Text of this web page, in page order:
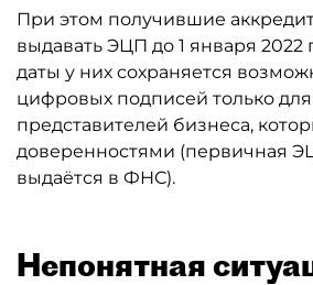
При этом получившие
выдавать ЭЦП до 1 января 2022
даты у них сохраняется
цифровых подписей только
представителей бизнеса,
доверенностями (первичная
выдаётся в ФНС).
Непонятная